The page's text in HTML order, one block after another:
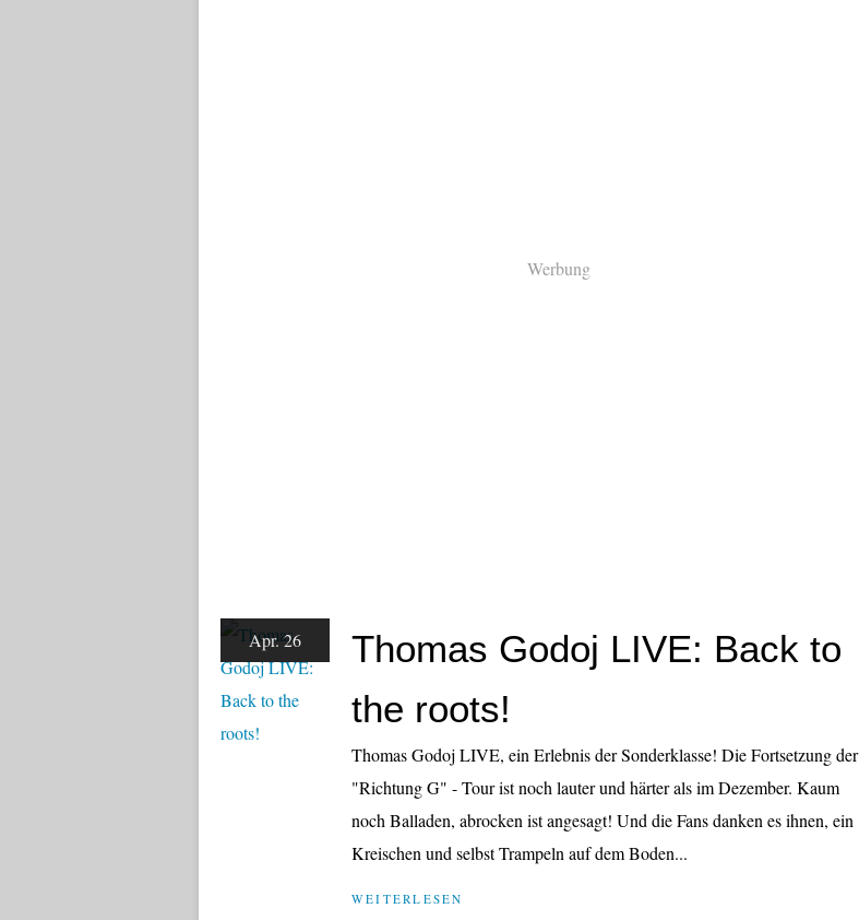
Werbung
Apr. 26
Thomas Godoj LIVE: Back to
the roots!
Thomas Godoj LIVE, ein Erlebnis der Sonderklasse! Die Fortsetzung der
"Richtung G" - Tour ist noch lauter und härter als im Dezember. Kaum
noch Balladen, abrocken ist angesagt! Und die Fans danken es ihnen, ein
Kreischen und selbst Trampeln auf dem Boden...
WEITERLESEN